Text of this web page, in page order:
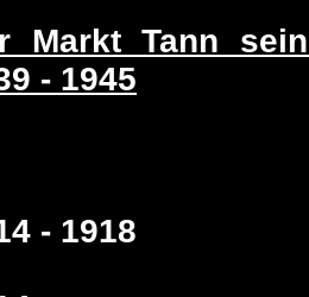
Markt Tann
- 1945
- 1918